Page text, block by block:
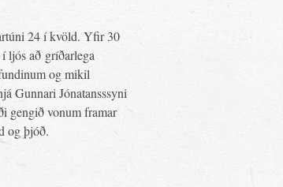
24 í kvöld. Yfir 30
ljós að gríðarlega
og mikil
Gunnari Jónatansssyni
gengið vonum framar
og þjóð.